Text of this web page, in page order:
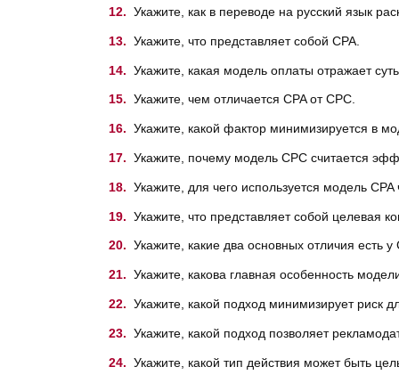
Укажите, как в переводе на русский язык
Укажите, что представляет собой CPA.
Укажите, какая модель оплаты отражает суть
Укажите, чем отличается CPA от CPC.
Укажите, какой фактор минимизируется в
Укажите, почему модель CPC считается
Укажите, для чего используется модель CPA
Укажите, что представляет собой целевая
Укажите, какие два основных отличия есть у
Укажите, какова главная особенность
Укажите, какой подход минимизирует риск
Укажите, какой подход позволяет
Укажите, какой тип действия может быть